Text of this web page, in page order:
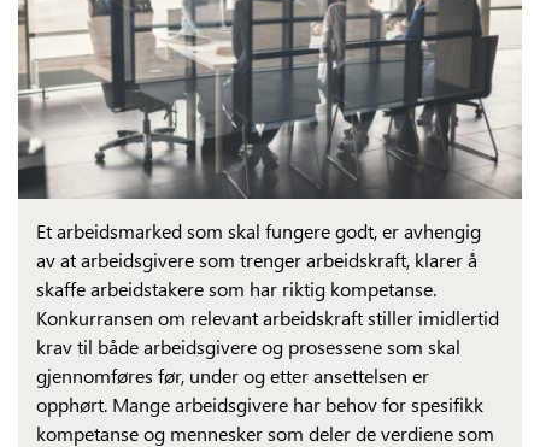
Et arbeidsmarked som skal fungere godt, er avhengig
av at arbeidsgivere som trenger arbeidskraft, klarer å
skaffe arbeidstakere som har riktig kompetanse.
Konkurransen om relevant arbeidskraft stiller imidlertid
krav til både arbeidsgivere og prosessene som skal
gjennomføres før, under og etter ansettelsen er
opphørt. Mange arbeidsgivere har behov for spesifikk
kompetanse og mennesker som deler de verdiene som